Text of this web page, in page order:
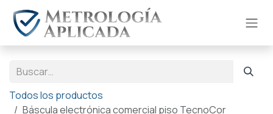
Ir al contenido
Todos los productos
Báscula electrónica comercial piso TecnoCor